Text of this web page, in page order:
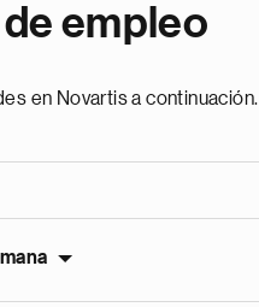
empleo
en Novartis a continuación.